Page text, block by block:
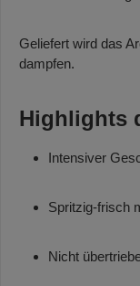
Geliefert wird das
dampfen.
Highlights
Intensiver
Spritzig-frisch
Nicht